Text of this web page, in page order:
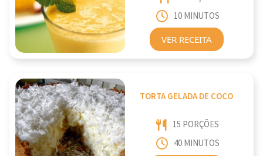
10 MINUTOS
VER RECEITA
TORTA GELADA DE COCO
15 PORÇÕES
40 MINUTOS